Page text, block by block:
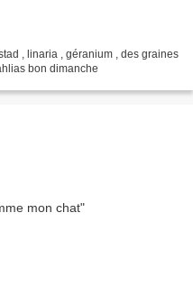
, linaria , géranium , des graines
bon dimanche